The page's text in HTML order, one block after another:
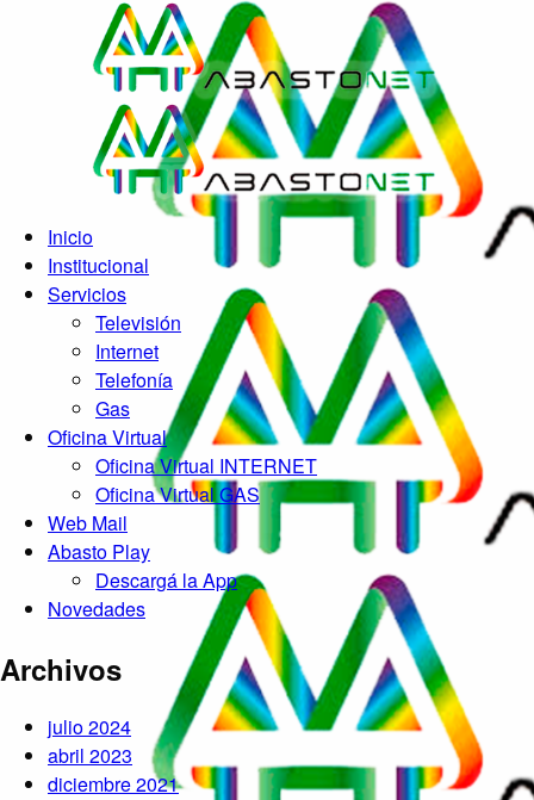
Inicio
Institucional
Servicios
Televisión
Internet
Telefonía
Gas
Oficina Virtual
Oficina Virtual INTERNET
Oficina Virtual GAS
Web Mail
Abasto Play
Descargá la App
Novedades
Archivos
julio 2024
abril 2023
diciembre 2021